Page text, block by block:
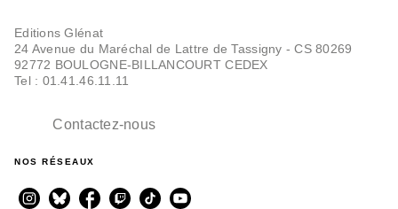
Editions Glénat
24 Avenue du Maréchal de Lattre de Tassigny - CS 80269
92772 BOULOGNE-BILLANCOURT CEDEX
Tel : 01.41.46.11.11
Contactez-nous
NOS RÉSEAUX